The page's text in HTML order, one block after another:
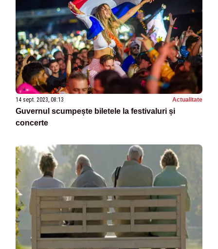
14 sept. 2023, 08:13 Actualitate
Guvernul scumpește biletele la festivaluri și
concerte